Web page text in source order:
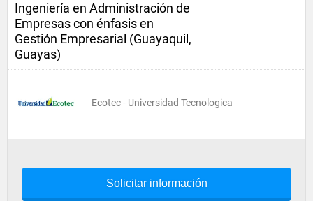
Ingeniería en Administración de
Empresas con énfasis en
Gestión Empresarial (Guayaquil,
Guayas)
Ecotec - Universidad Tecnologica
Solicitar información